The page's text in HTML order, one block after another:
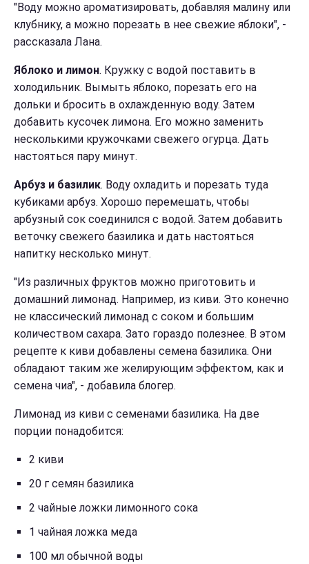
"Воду можно ароматизировать, добавляя малину или
клубнику, а можно порезать в нее свежие яблоки", -
рассказала Лана.
Яблоко и лимон. Кружку с водой поставить в
холодильник. Вымыть яблоко, порезать его на
дольки и бросить в охлажденную воду. Затем
добавить кусочек лимона. Его можно заменить
несколькими кружочками свежего огурца. Дать
настояться пару минут.
Арбуз и базилик. Воду охладить и порезать туда
кубиками арбуз. Хорошо перемешать, чтобы
арбузный сок соединился с водой. Затем добавить
веточку свежего базилика и дать настояться
напитку несколько минут.
"Из различных фруктов можно приготовить и
домашний лимонад. Например, из киви. Это конечно
не классический лимонад с соком и большим
количеством сахара. Зато гораздо полезнее. В этом
рецепте к киви добавлены семена базилика. Они
обладают таким же желирующим эффектом, как и
семена чиа", - добавила блогер.
Лимонад из киви с семенами базилика. На две
порции понадобится:
2 киви
20 г семян базилика
2 чайные ложки лимонного сока
1 чайная ложка меда
100 мл обычной воды